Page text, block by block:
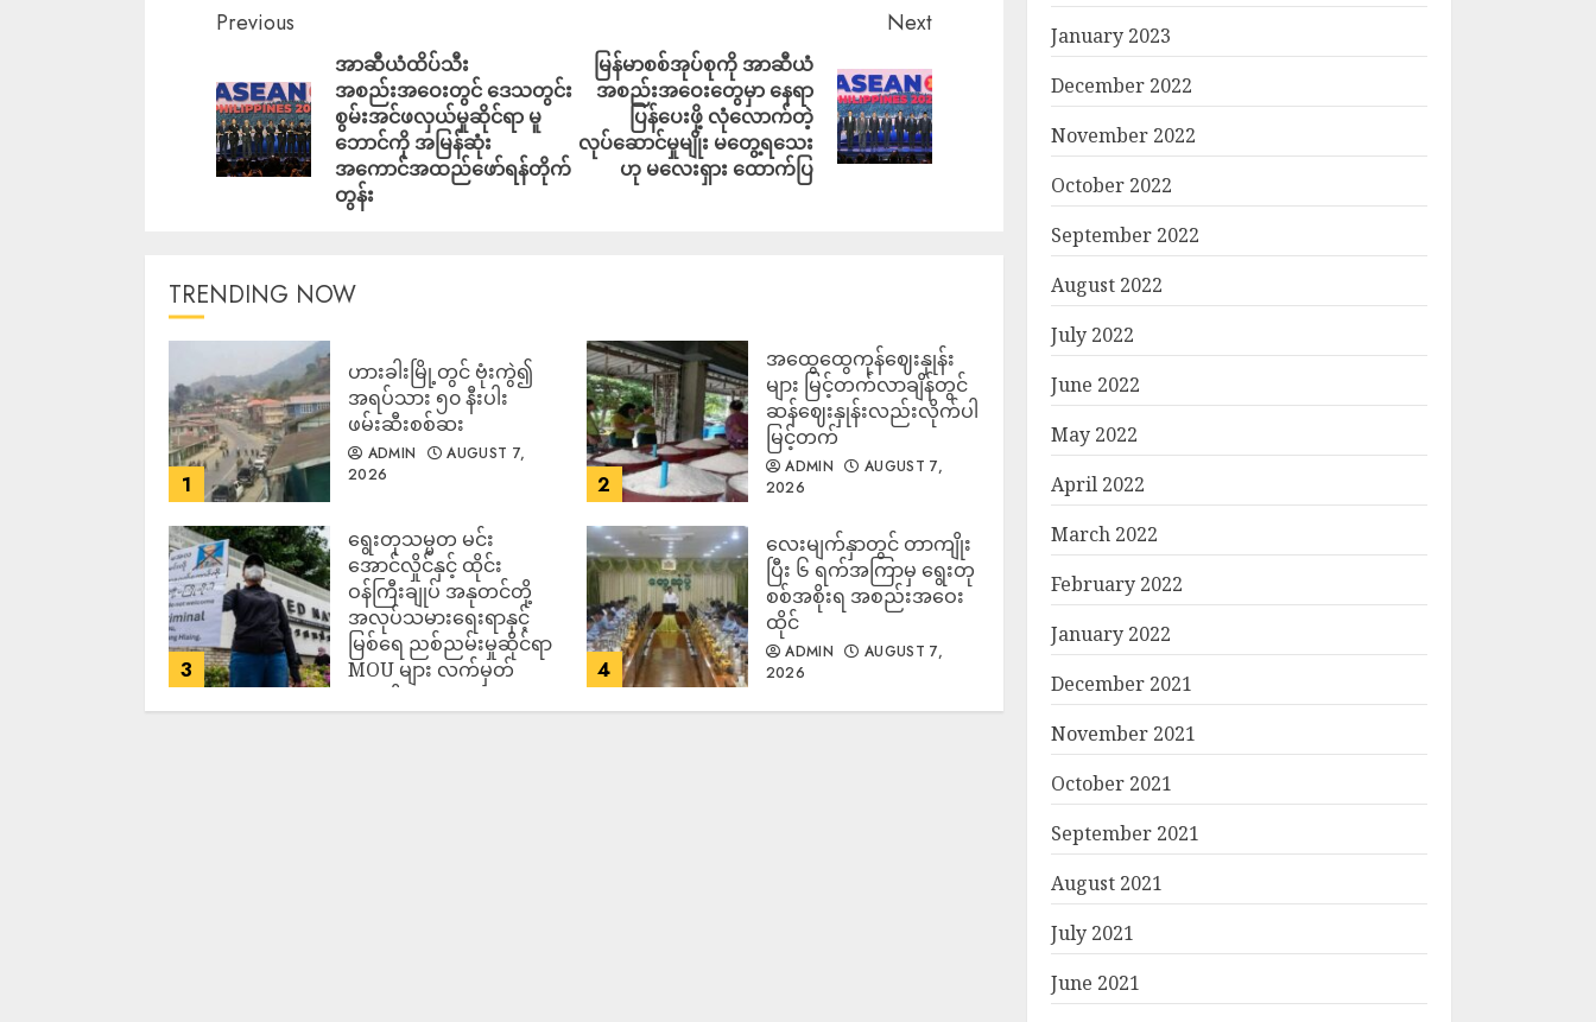
Previous
အာဆီယံထိပ်သီး
အစည်းအဝေးတွင် ဒေသတွင်း
စွမ်းအင်ဖလှယ်မှုဆိုင်ရာ မူ
ဘောင်ကို အမြန်ဆုံး
အကောင်အထည်ဖော်ရန်တိုက်
တွန်း
Next
မြန်မာစစ်အုပ်စုကို အာဆီယံ
အစည်းအဝေးတွေမှာ နေရာ
ပြန်ပေးဖို့ လုံလောက်တဲ့
လုပ်ဆောင်မှုမျိုး မတွေ့ရသေး
ဟု မလေးရှား ထောက်ပြ
TRENDING NOW
1
ဟားခါးမြို့တွင် ဗုံးကွဲ၍
အရပ်သား ၅၀ နီးပါး
ဖမ်းဆီးစစ်ဆး
ADMIN
AUGUST 7,
2026
2
အထွေထွေကုန်ဈေးနှုန်း
များ မြင့်တက်လာချိန်တွင်
ဆန်ဈေးနှုန်းလည်းလိုက်ပါ
မြင့်တက်
ADMIN
AUGUST 7,
2026
3
ရွေးတုသမ္မတ မင်း
အောင်လှိုင်နှင့် ထိုင်း
ဝန်ကြီးချုပ် အနုတင်တို့
အလုပ်သမားရေးရာနှင့်
မြစ်ရေ ညစ်ညမ်းမှုဆိုင်ရာ
MOU များ လက်မှတ်
ရေးထိုး
4
လေးမျက်နှာတွင် တာကျိုး
ပြီး ၆ ရက်အကြာမှ ရွေးတု
စစ်အစိုးရ အစည်းအဝေး
ထိုင်
ADMIN
AUGUST 7,
2026
January 2023
December 2022
November 2022
October 2022
September 2022
August 2022
July 2022
June 2022
May 2022
April 2022
March 2022
February 2022
January 2022
December 2021
November 2021
October 2021
September 2021
August 2021
July 2021
June 2021